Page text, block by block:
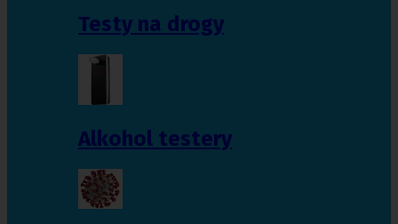
Testy na drogy
Alkohol testery